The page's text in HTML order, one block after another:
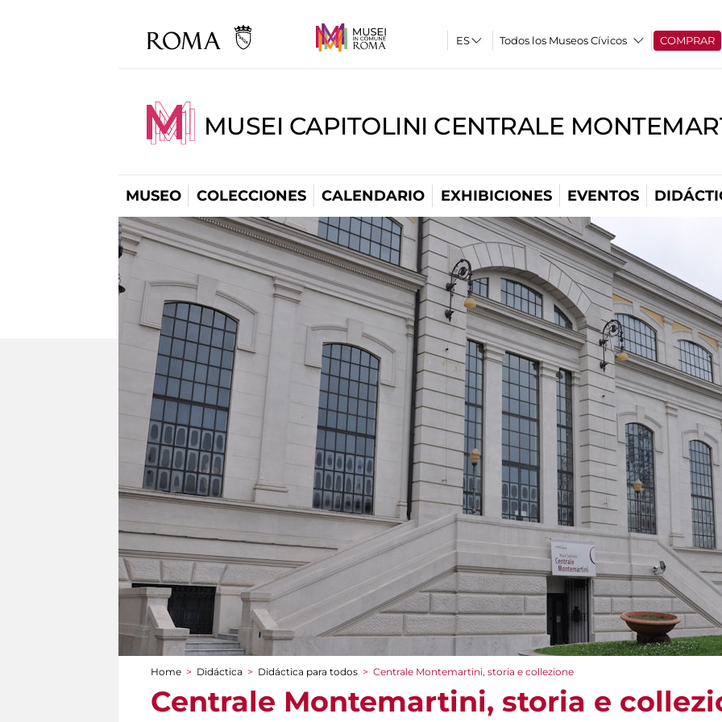
Todos los Museos Cívicos COMPRAR
MUSEI CAPITOLINI CENTRALE
MUSEO COLECCIONES CALENDARIO EXHIBICIONES EVENTOS
You are here
Home > Didáctica > Didáctica para todos > Centrale Montemartini, storia e collezione
Centrale Montemartini, storia e